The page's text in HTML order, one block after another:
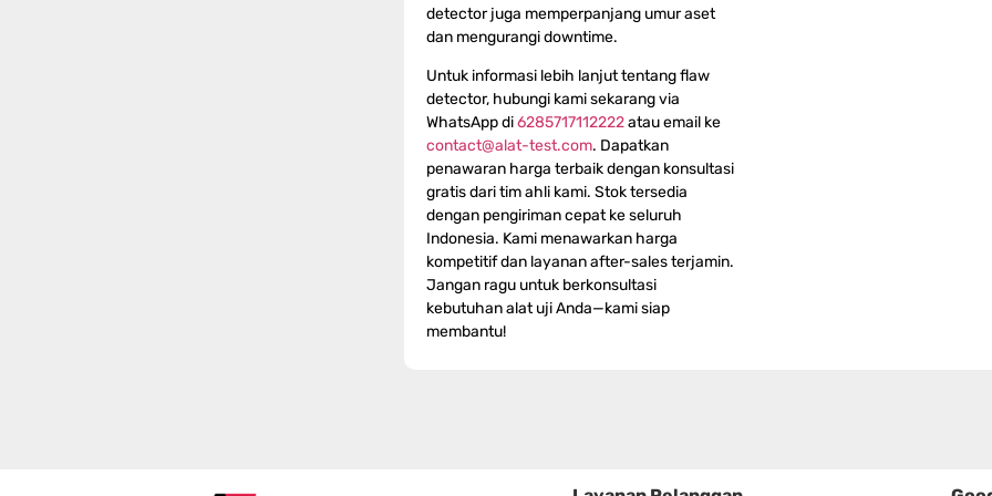
detector juga memperpanjang umur aset
dan mengurangi downtime.
Untuk informasi lebih lanjut tentang flaw
detector, hubungi kami sekarang via
WhatsApp di6285717112222atau email ke
contact@alat-test.com. Dapatkan
penawaran harga terbaik dengan konsultasi
gratis dari tim ahli kami. Stok tersedia
dengan pengiriman cepat ke seluruh
Indonesia. Kami menawarkan harga
kompetitif dan layanan after-sales terjamin.
Jangan ragu untuk berkonsultasi
kebutuhan alat uji Anda—kami siap
membantu!